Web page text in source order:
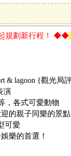
規劃新行程！ ◆◆
& lagoon {觀光局
演
，各式可愛動物
的親子同樂的景點
可愛
樂的首選！